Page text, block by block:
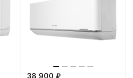
38 900 ₽